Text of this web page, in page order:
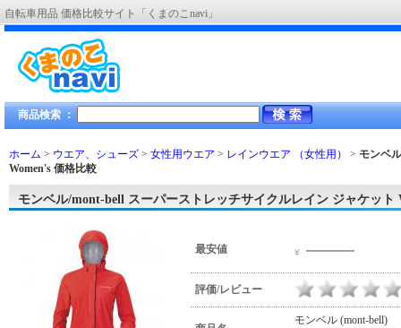
自転車用品 価格比較サイト「くまのこnavi」
商品検索 ：
ホーム > ウエア、シューズ > 女性用ウエア > レインウエア （女性用） > モンベ
Women's 価格比較
モンベル/mont-bell スーパーストレッチサイクルレイン ジャケット
最安値 ¥ ―――
評価/レビュー
モンベル (mont-bell)